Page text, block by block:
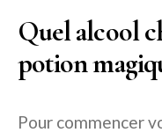
Quel alcool
potion
Pour commencer